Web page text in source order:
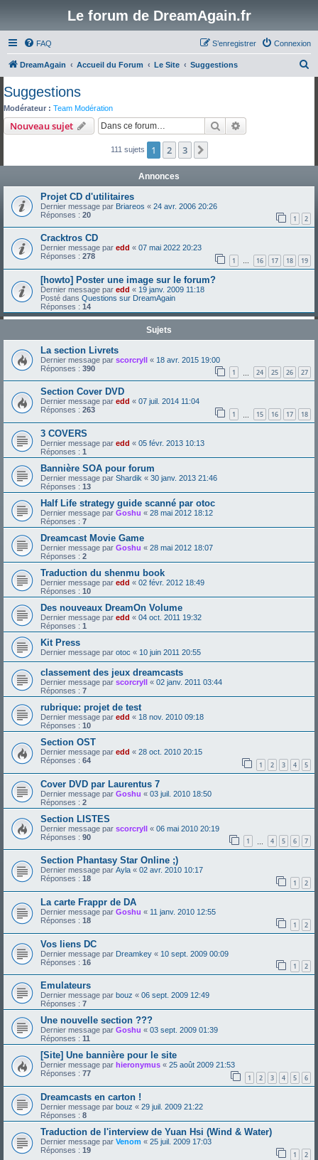
Le forum de DreamAgain.fr
FAQ Connexion
S’enregistrer
DreamAgain Accueil du Forum Le Site Suggestions
c
Suggestions
Modérateur : Team Modération
Nouveau sujet Rechercher
111 sujets 1 2 3
Annonces
Projet CD d'utilitaires
Dernier message par Briareos « 24 avr. 2006 20:26
Réponses : 20 1 2
Cracktros CD
Dernier message par edd « 07 mai 2022 20:23
Réponses : 278 1 … 16 17 18 19
[howto] Poster une image sur le forum?
Dernier message par edd « 19 janv. 2009 11:18
Posté dans Questions sur DreamAgain
Réponses : 14
Sujets
La section Livrets
Dernier message par scorcryll « 18 avr. 2015 19:00
Réponses : 390 1 24 25 26 27
Section Cover DVD
Dernier message par edd « 07 juil. 2014 11:04
Réponses : 263 1 15 16 17 18
3 COVERS
Dernier message par edd « 05 févr. 2013 10:13
Réponses : 1
Bannière SOA pour forum
Dernier message par Shardik « 30 janv. 2013 21:46
Réponses : 13
Half Life strategy guide scanné par otoc
Dernier message par Goshu « 28 mai 2012 18:12
Réponses : 7
Dreamcast Movie Game
Dernier message par Goshu « 28 mai 2012 18:07
Réponses : 2
Traduction du shenmu book
Dernier message par edd « 02 févr. 2012 18:49
Réponses : 10
Des nouveaux DreamOn Volume
Dernier message par edd « 04 oct. 2011 19:32
Réponses : 1
Kit Press
Dernier message par otoc « 10 juin 2011 20:55
classement des jeux dreamcasts
Dernier message par scorcryll « 02 janv. 2011 03:44
Réponses : 7
rubrique: projet de test
Dernier message par edd « 18 nov. 2010 09:18
Réponses : 10
Section OST
Dernier message par edd « 28 oct. 2010 20:15
Réponses : 64 1 2 3 4 5
Cover DVD par Laurentus 7
Dernier message par Goshu « 03 juil. 2010 18:50
Réponses : 2
Section LISTES
Dernier message par scorcryll « 06 mai 2010 20:19
Réponses : 90 1 4 5 6 7
Section Phantasy Star Online ;)
Dernier message par Ayla « 02 avr. 2010 10:17
Réponses : 18 1 2
La carte Frappr de DA
Dernier message par Goshu « 11 janv. 2010 12:55
Réponses : 18 1 2
Vos liens DC
Dernier message par Dreamkey « 10 sept. 2009 00:09
Réponses : 16 1 2
Emulateurs
Dernier message par bouz « 06 sept. 2009 12:49
Réponses : 7
Une nouvelle section ???
Dernier message par Goshu « 03 sept. 2009 01:39
Réponses : 11
[Site] Une bannière pour le site
Dernier message par hieronymus « 25 août 2009 21:53
Réponses : 77 1 2 3 4 5 6
Dreamcasts en carton !
Dernier message par bouz « 29 juil. 2009 21:22
Réponses : 8
Traduction de l'interview de Yuan Hsi (Wind & Water)
Dernier message par Venom « 25 juil. 2009 17:03
Réponses : 19 1 2